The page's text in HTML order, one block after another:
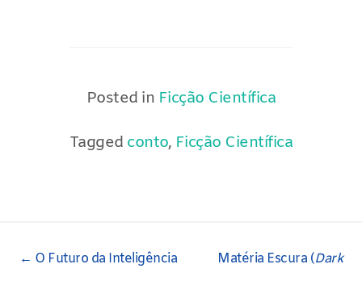
Posted in Ficção Científica
Tagged conto, Ficção Científica
Post
← O Futuro da Inteligência
Matéria Escura (Dark